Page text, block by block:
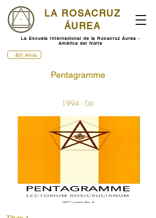
LA ROSACRUZ
ÁUREA
La Escuela Internacional de la Rosacruz Áurea -
América del Norte
&lt; Atrás
Pentagramme
1994 - 06